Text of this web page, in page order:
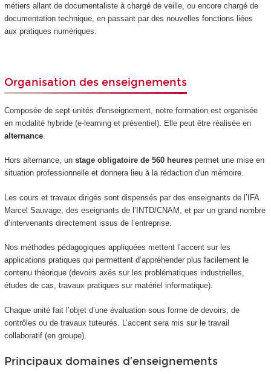
métiers allant de documentaliste à chargé de veille, ou encore chargé de
documentation technique, en passant par des nouvelles fonctions liées
aux pratiques numériques.
Organisation des enseignements
Composée de sept unités d'enseignement, notre formation est organisée
en modalité hybride (e-learning et présentiel). Elle peut être réalisée en
alternance.
Hors alternance, un stage obligatoire de 560 heures permet une mise en
situation professionnelle et donnera lieu à la rédaction d'un mémoire.
Les cours et travaux dirigés sont dispensés par des enseignants de l’IFA
Marcel Sauvage, des eseignants de l’INTD/CNAM, et par un grand nombre
d’intervenants directement issus de l’entreprise.
Nos méthodes pédagogiques appliquées mettent l’accent sur les
applications pratiques qui permettent d’appréhender plus facilement le
contenu théorique (devoirs axés sur les problématiques industrielles,
études de cas, travaux pratiques sur matériel informatique).
Chaque unité fait l’objet d’une évaluation sous forme de devoirs, de
contrôles ou de travaux tuteurés. L’accent sera mis sur le travail
collaboratif (en groupe).
Principaux domaines d’enseignements